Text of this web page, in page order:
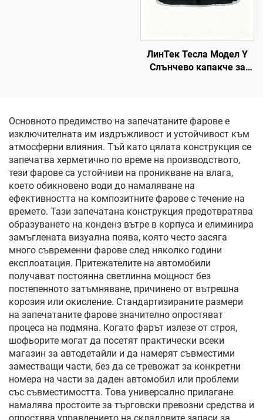
ЛинТек Тесла Модел Y
Слънчево капакче за
ослепяване и
ултравиолетови лъчи
Основното предимство на запечатаните фарове е
изключителната им издръжливост и устойчивост към
атмосферни влияния. Тъй като цялата конструкция се
запечатва херметично по време на производството,
тези фарове са устойчиви на проникване на влага,
което обикновено води до намаляване на
ефективността на композитните фарове с течение на
времето. Тази запечатана конструкция предотвратява
образуването на конденз вътре в корпуса и елиминира
замъглената визуална поява, която често засяга
много съвременни фарове след няколко години
експлоатация. Притежателите на автомобили
получават постоянна светлинна мощност без
постепенното затъмняване, причинено от вътрешна
корозия или окисление. Стандартизираните размери
на запечатаните фарове значително опростяват
процеса на подмяна. Когато фарът излезе от строя,
шофьорите могат да посетят практически всеки
магазин за автодетайли и да намерят съвместими
заместващи части, без да се тревожат за конкретни
номера на части за даден автомобил или проблеми
със съвместимостта. Това универсално прилагане
намалява простоите за търговски превозни средства и